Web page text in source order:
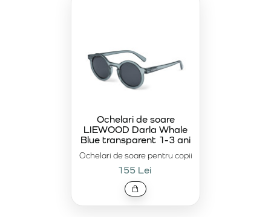
Ochelari de soare pentru copii
Ochelari de soare
LIEWOOD Darla Whale
Blue transparent 1-3 ani
155 Lei